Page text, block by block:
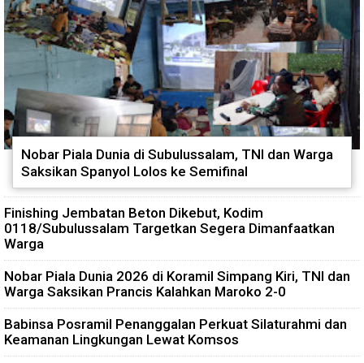
Nobar Piala Dunia di Subulussalam, TNI dan Warga
Saksikan Spanyol Lolos ke Semifinal
Finishing Jembatan Beton Dikebut, Kodim
0118/Subulussalam Targetkan Segera Dimanfaatkan
Warga
Nobar Piala Dunia 2026 di Koramil Simpang Kiri, TNI dan
Warga Saksikan Prancis Kalahkan Maroko 2-0
Babinsa Posramil Penanggalan Perkuat Silaturahmi dan
Keamanan Lingkungan Lewat Komsos